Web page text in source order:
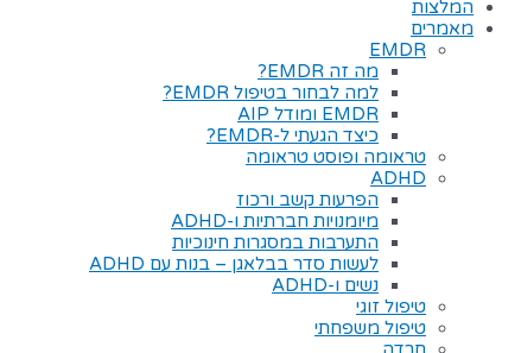
המלצות
מאמרים
EMDR
מה זה EMDR?
למה לבחור בטיפול EMDR?
EMDR ומודל AIP
כיצד הגעתי ל-EMDR?
טראומה ופוסט טראומה
ADHD
הפרעות קשב ורכוז
מיומנויות חברתיות ו-ADHD
התערבות במסגרות חינוכיות
לעשות סדר בבלאגן – בנות עם ADHD
נשים ו-ADHD
טיפול זוגי
טיפול משפחתי